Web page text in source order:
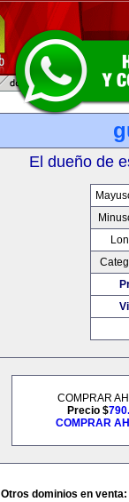
El dueño de
COMPRAR
Precio $
COMPRAR
Otros dominios en venta: